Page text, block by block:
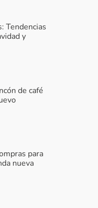
Tendencias
y
de café
para
nueva